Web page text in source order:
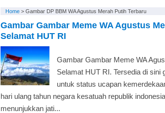
Home > Gambar DP BBM WA Agustus Merah Putih Terbaru
Gambar Gambar Meme WA Agustus
Selamat HUT RI
Gambar Gambar Meme WA
Selamat HUT RI. Tersedia di
untuk status ucapan
hari ulang tahun negara kesatuah republik
menunjukkan jati...